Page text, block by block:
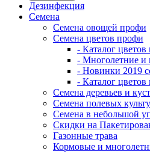
Дезинфекция
Семена
Семена овощей профи
Семена цветов профи
- Каталог
- Многолетние и
- Новинки 2019
- Каталог
Семена деревьев и
Семена полевых
Семена в небольшой
Скидки на
Газонные трава
Кормовые и